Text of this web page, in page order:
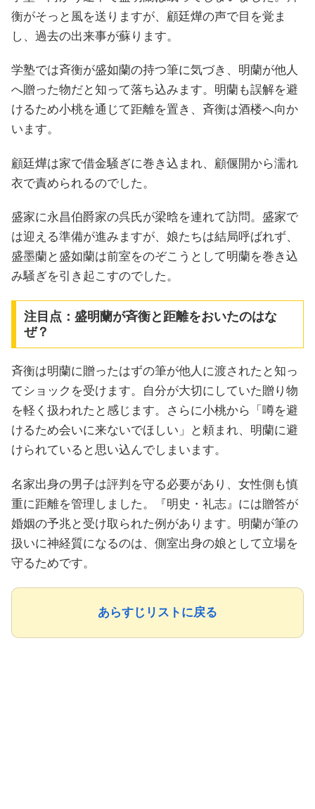
衡がそっと風を送りますが、顧廷燁の声で目を覚ま
し、過去の出来事が蘇ります。
学塾では斉衡が盛如蘭の持つ筆に気づき、明蘭が他人
へ贈った物だと知って落ち込みます。明蘭も誤解を避
けるため小桃を通じて距離を置き、斉衡は酒楼へ向か
います。
顧廷燁は家で借金騒ぎに巻き込まれ、顧偃開から濡れ
衣で責められるのでした。
盛家に永昌伯爵家の呉氏が梁晗を連れて訪問。盛家で
は迎える準備が進みますが、娘たちは結局呼ばれず、
盛墨蘭と盛如蘭は前室をのぞこうとして明蘭を巻き込
み騒ぎを引き起こすのでした。
注目点：盛明蘭が斉衡と距離をおいたのはな
ぜ？
斉衡は明蘭に贈ったはずの筆が他人に渡されたと知っ
てショックを受けます。自分が大切にしていた贈り物
を軽く扱われたと感じます。さらに小桃から「噂を避
けるため会いに来ないでほしい」と頼まれ、明蘭に避
けられていると思い込んでしまいます。
名家出身の男子は評判を守る必要があり、女性側も慎
重に距離を管理しました。『明史・礼志』には贈答が
婚姻の予兆と受け取られた例があります。明蘭が筆の
扱いに神経質になるのは、側室出身の娘として立場を
守るためです。
あらすじリストに戻る